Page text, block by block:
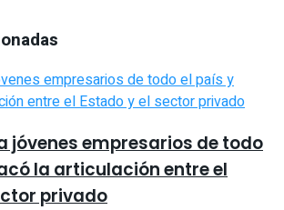
jóvenes empresarios de todo
la articulación entre el
privado